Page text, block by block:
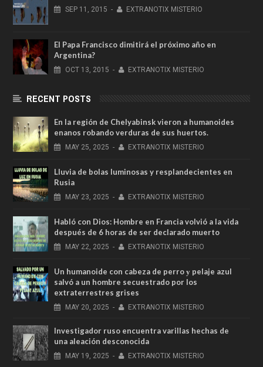
SEP 11, 2015 - EXTRANOTIX MISTERIO
El Papa Francisco dimitirá el próximo año en
Argentina?
OCT 13, 2015 - EXTRANOTIX MISTERIO
RECENT POSTS
En la región de Chelyabinsk vieron a humanoides
enanos robando verduras de sus huertos.
MAY 25, 2025 - EXTRANOTIX MISTERIO
Lluvia de bolas luminosas y resplandecientes en
Rusia
MAY 23, 2025 - EXTRANOTIX MISTERIO
Habló con Dios: Hombre en Francia volvió a la vida
después de 6 horas de ser declarado muerto
MAY 22, 2025 - EXTRANOTIX MISTERIO
Un humanoide con cabeza de perro у pelaje azul
salvó a un hombre secuestrado por los
extraterrestres grises
MAY 20, 2025 - EXTRANOTIX MISTERIO
Investigador ruso encuentra varillas hechas de
una aleación desconocida
MAY 19, 2025 - EXTRANOTIX MISTERIO